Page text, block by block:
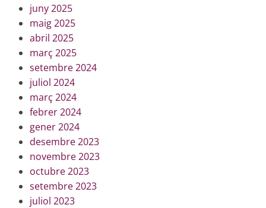
juny 2025
maig 2025
abril 2025
març 2025
setembre 2024
juliol 2024
març 2024
febrer 2024
gener 2024
desembre 2023
novembre 2023
octubre 2023
setembre 2023
juliol 2023